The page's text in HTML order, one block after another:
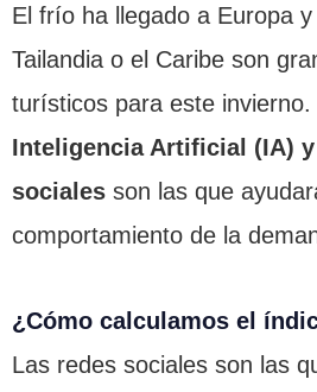
El frío ha llegado a Europa
Tailandia o el Caribe son
turísticos para este invierno.
Inteligencia Artificial (IA)
sociales son las que
comportamiento de la
¿Cómo calculamos el
Las redes sociales son las